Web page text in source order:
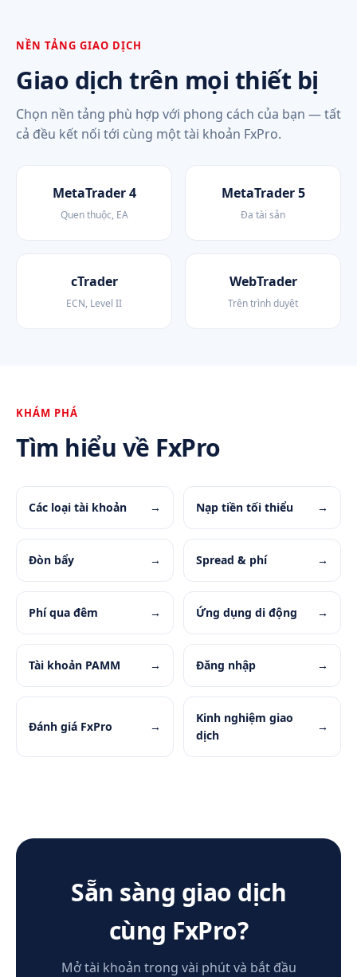
NỀN TẢNG GIAO DỊCH
Giao dịch trên mọi thiết bị
Chọn nền tảng phù hợp với phong cách của bạn — tất
cả đều kết nối tới cùng một tài khoản FxPro.
MetaTrader 4
Quen thuộc, EA
MetaTrader 5
Đa tài sản
cTrader
ECN, Level II
WebTrader
Trên trình duyệt
KHÁM PHÁ
Tìm hiểu về FxPro
Các loại tài khoản → Nạp tiền tối thiểu →
Đòn bẩy → Spread & phí →
Phí qua đêm → Ứng dụng di động →
Tài khoản PAMM → Đăng nhập →
Đánh giá FxPro →
Kinh nghiệm giao
dịch
→
Sẵn sàng giao dịch
cùng FxPro?
Mở tài khoản trong vài phút và bắt đầu